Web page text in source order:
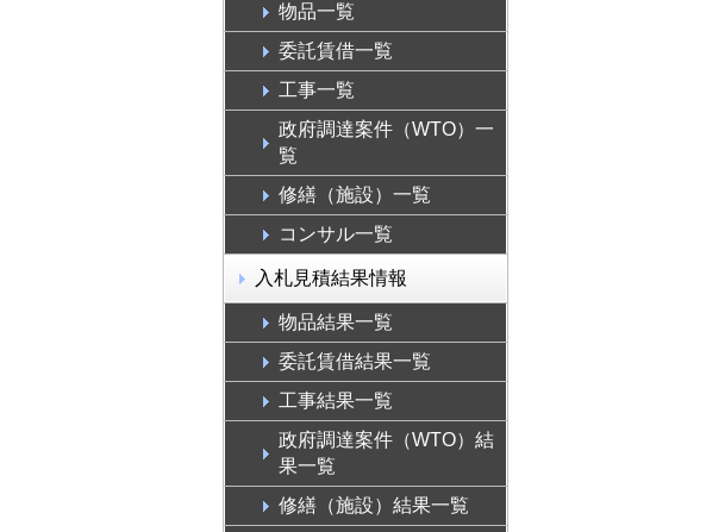
物品一覧
委託賃借一覧
工事一覧
政府調達案件（WTO）一
覧
修繕（施設）一覧
コンサル一覧
入札見積結果情報
物品結果一覧
委託賃借結果一覧
工事結果一覧
政府調達案件（WTO）結
果一覧
修繕（施設）結果一覧